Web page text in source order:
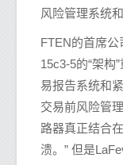
风险管理系统
FTEN的首席公
15c3-5的“架构
易报告系统和
交易前风险管
路器真正结合
溃。” 但是